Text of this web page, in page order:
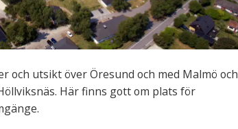
och utsikt över Öresund och med Malmö och
Här finns gott om plats för